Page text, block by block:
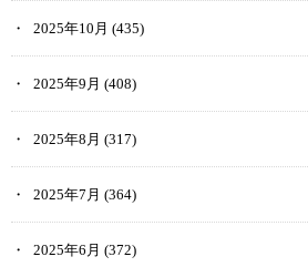
2025年10月 (435)
2025年9月 (408)
2025年8月 (317)
2025年7月 (364)
2025年6月 (372)